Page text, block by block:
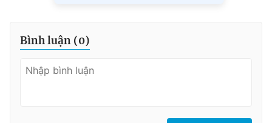
Bình luận (0)